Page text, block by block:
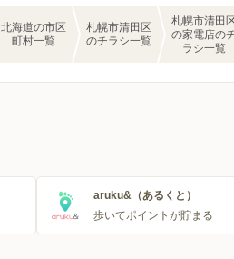
北海道の市区
町村一覧
札幌市清田区
のチラシ一覧
札幌市清田
の家電店の
ラシ一覧
aruku&（あるくと）
歩いてポイントが貯まる